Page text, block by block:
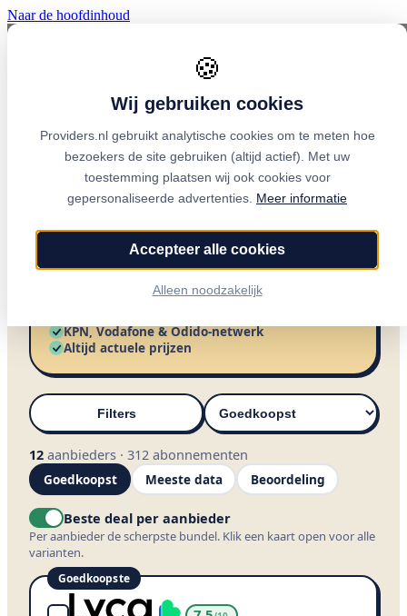
Naar de hoofdinhoud
🍪
Wij gebruiken cookies
Providers.nl gebruikt analytische cookies om te meten hoe
bezoekers de site gebruiken (altijd actief). Met uw
toestemming plaatsen wij ook cookies voor
gepersonaliseerde advertenties. Meer informatie
Accepteer alle cookies
Alleen noodzakelijk
Thuiswinkel partner
Vergelijk alle sim only
abonnementen
en hun submerken — gesorteerd op de
scherpste prijs. Filter op data, looptijd en
netwerk en zet er drie naast elkaar.
KPN, Vodafone & Odido-netwerk
Altijd actuele prijzen
Filters
12 aanbieders · 312 abonnementen
Goedkoopst Meeste data Beoordeling
Beste deal per aanbieder
Per aanbieder de scherpste bundel. Klik een kaart open voor alle
varianten.
Goedkoopste